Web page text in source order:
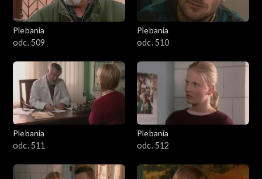
1601-1700
1701-1800
1801–1829
Odcinki specjalne
Plebania
odc. 509
Plebania
odc. 510
Plebania
odc. 511
Plebania
odc. 512